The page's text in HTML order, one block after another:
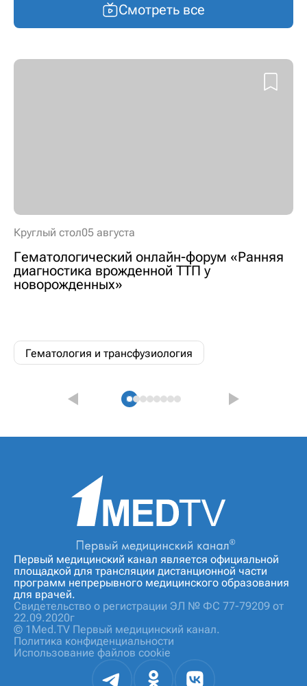
Смотреть все
Круглый стол05 августа
Гематологический онлайн-форум «Ранняя
диагностика врожденной ТТП у
новорожденных»
Гематология и трансфузиология
Первый медицинский канал является официальной
площадкой для трансляции дистанционной части
программ непрерывного медицинского образования
для врачей.
Свидетельство о регистрации ЭЛ № ФС 77-79209 от
22.09.2020г
© 1Med.TV Первый медицинский канал.
Политика конфиденциальности
Использование файлов cookie